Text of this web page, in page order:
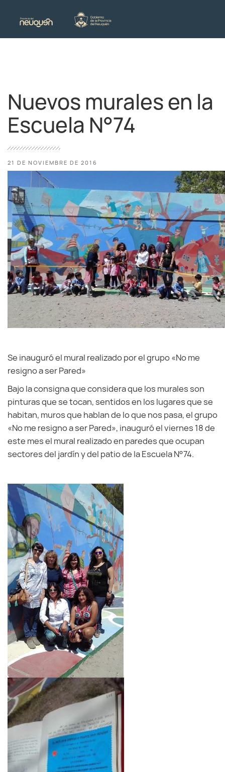
Nuevos murales en la
Escuela N°74
21 DE NOVIEMBRE DE 2016
Se inauguró el mural realizado por el grupo «No me
resigno a ser Pared»
Bajo la consigna que considera que los murales son
pinturas que se tocan, sentidos en los lugares que se
habitan, muros que hablan de lo que nos pasa, el grupo
«No me resigno a ser Pared», inauguró el viernes 18 de
este mes el mural realizado en paredes que ocupan
sectores del jardín y del patio de la Escuela N°74.